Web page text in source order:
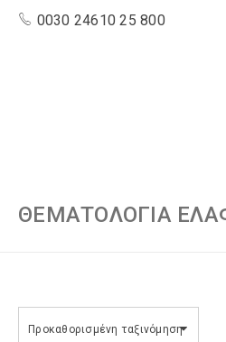
0030 24610 25 800
ΘΕΜΑΤΟΛΟΓΊΑ
Προκαθορισμένη ταξινόμηση